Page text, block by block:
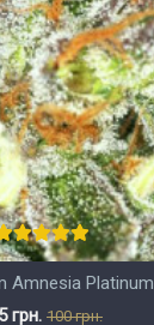
Amnesia Platinum
грн. 100 грн.